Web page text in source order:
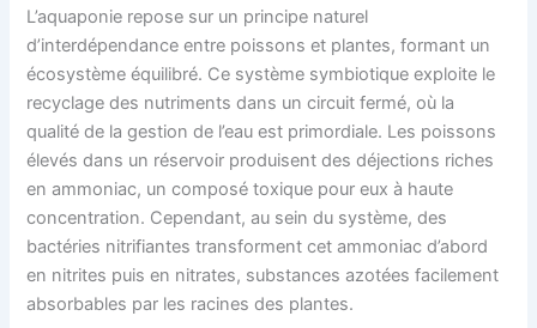
L’aquaponie repose sur un principe naturel
d’interdépendance entre poissons et plantes, formant un
écosystème équilibré. Ce système symbiotique exploite le
recyclage des nutriments dans un circuit fermé, où la
qualité de la gestion de l’eau est primordiale. Les poissons
élevés dans un réservoir produisent des déjections riches
en ammoniac, un composé toxique pour eux à haute
concentration. Cependant, au sein du système, des
bactéries nitrifiantes transforment cet ammoniac d’abord
en nitrites puis en nitrates, substances azotées facilement
absorbables par les racines des plantes.